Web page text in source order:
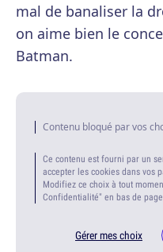
mal de banaliser la
on aime bien le
Batman.
Contenu bloqué par vos
Ce contenu est fourni par un
accepter les cookies dans vos
Modifiez ce choix à tout
Confidentialité" en bas de
Gérer mes choix